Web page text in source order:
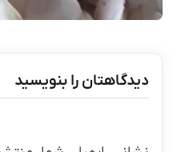
دیدگاهتان را بنویسید